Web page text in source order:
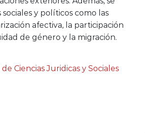
y políticos como las
afectiva, la participación
de género y la migración.
Ciencias Juridicas y Sociales